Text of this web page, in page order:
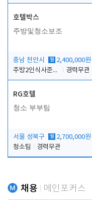
호텔박스
주방및청소보조
충남 천안시 월 2,400,000원
주방2인식사준비및청소린렌보조
경력무관
RG호텔
청소 부부팀
서울 성북구 월 2,700,000원
청소팀
경력무관
채용 메인포커스